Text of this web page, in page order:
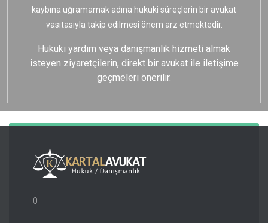
kaybına uğramamak adına hukuki süreçlerin bir avukat
vasıtasıyla takip edilmesi önem arz etmektedir.
Hukuki yardım veya danışmanlık hizmeti almak
isteyen ziyaretçilerin, direkt bir avukat ile iletişime
geçmeleri önerilir.
0